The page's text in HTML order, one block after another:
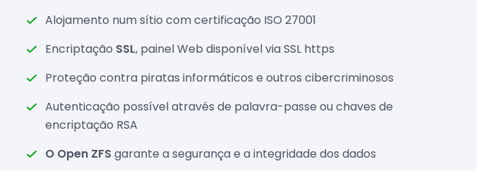
Alojamento num sítio com certificação ISO 27001
Encriptação SSL, painel Web disponível via SSL https
Proteção contra piratas informáticos e outros cibercriminosos
Autenticação possível através de palavra-passe ou chaves de
encriptação RSA
O Open ZFS garante a segurança e a integridade dos dados